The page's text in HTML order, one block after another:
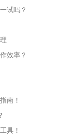
试吗？
效率？
南！
具！